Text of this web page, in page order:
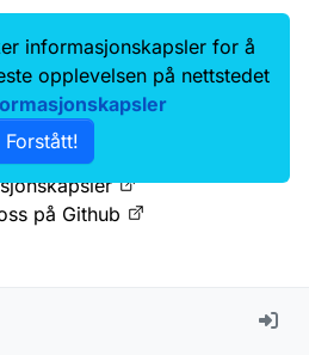
Kontakt oss
og brukervilkår
på Github
informasjonskapsler for å
opplevelsen på nettstedet
Forstått!